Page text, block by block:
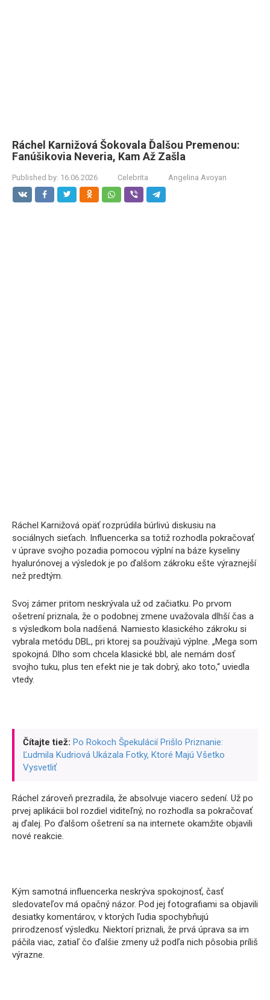
Ráchel Karnižová Šokovala Ďalšou Premenou:
Fanúšikovia Neveria, Kam Až Zašla
Published by: 16.06.2026 Celebrita Angelina Avoyan
Ráchel Karnižová opäť rozprúdila búrlivú diskusiu na
sociálnych sieťach. Influencerka sa totiž rozhodla pokračovať
v úprave svojho pozadia pomocou výplní na báze kyseliny
hyalurónovej a výsledok je po ďalšom zákroku ešte výraznejší
než predtým.
Svoj zámer pritom neskrývala už od začiatku. Po prvom
ošetrení priznala, že o podobnej zmene uvažovala dlhší čas a
s výsledkom bola nadšená. Namiesto klasického zákroku si
vybrala metódu DBL, pri ktorej sa používajú výplne. „Mega som
spokojná. Dlho som chcela klasické bbl, ale nemám dosť
svojho tuku, plus ten efekt nie je tak dobrý, ako toto,“ uviedla
vtedy.
Čítajte tiež: Po Rokoch Špekulácií Prišlo Priznanie:
Ľudmila Kudriová Ukázala Fotky, Ktoré Majú Všetko
Vysvetliť
Ráchel zároveň prezradila, že absolvuje viacero sedení. Už po
prvej aplikácii bol rozdiel viditeľný, no rozhodla sa pokračovať
aj ďalej. Po ďalšom ošetrení sa na internete okamžite objavili
nové reakcie.
Kým samotná influencerka neskrýva spokojnosť, časť
sledovateľov má opačný názor. Pod jej fotografiami sa objavili
desiatky komentárov, v ktorých ľudia spochybňujú
prirodzenosť výsledku. Niektorí priznali, že prvá úprava sa im
páčila viac, zatiaľ čo ďalšie zmeny už podľa nich pôsobia príliš
výrazne.